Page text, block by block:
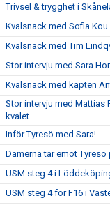
Trivsel & trygghet i
Kvalsnack med Sofia Kou
Kvalsnack med Tim
Stor intervju med Sara
Kvalsnack med kapten
Stor intervju med Mattias
kvalet
Inför Tyresö med Sara!
Damerna tar emot Tyresö
USM steg 4 i
USM steg 4 för F16 i